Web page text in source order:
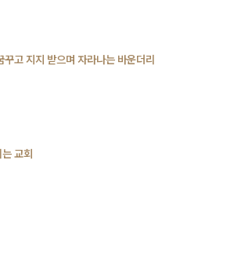
고 지지 받으며 자라나는 바운더리
교회